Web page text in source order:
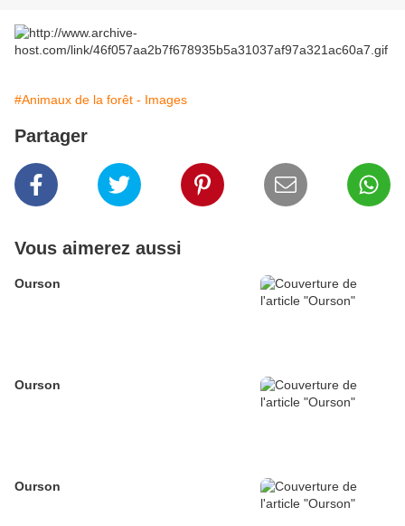
#Animaux de la forêt - Images
Partager
Vous aimerez aussi
Ourson
Ourson
Ourson